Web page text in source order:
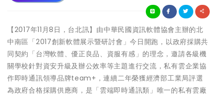
【2017年11月8日，台北訊】由中華民國資訊軟體協會主辦的北
中南區「2017創新軟體展示暨研討會」今日開跑，以政府採購共
同契約「台灣軟體、優正良品、資服有感」的理念，邀請各級機
關學校針對資安升級及辦公效率等主題進行交流，私有雲企業協
作即時通訊領導品牌team+，連續二年榮獲經濟部工業局評選
為政府合格採購供應商，是「雲端即時通訊類」唯一的私有雲廠